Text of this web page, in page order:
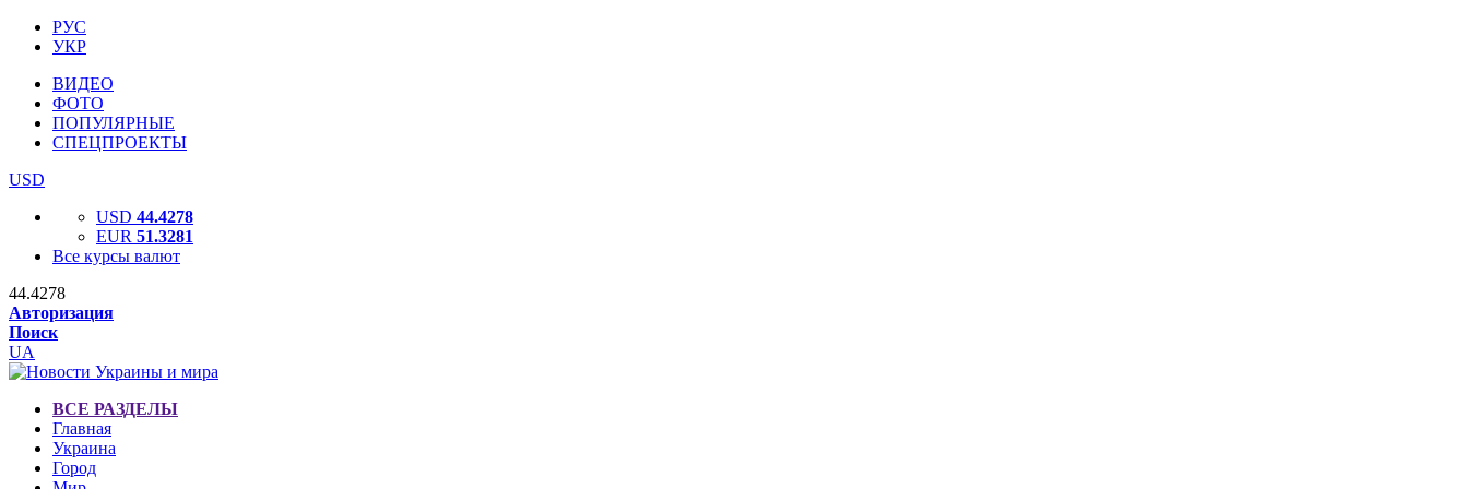
РУС
УКР
ВИДЕО
ФОТО
ПОПУЛЯРНЫЕ
СПЕЦПРОЕКТЫ
USD
USD 44.4278
EUR 51.3281
Все курсы валют
44.4278
Авторизация
Поиск
UA
ВСЕ РАЗДЕЛЫ
Главная
Украина
Город